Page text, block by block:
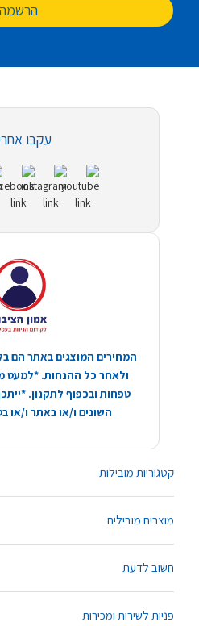
הרשמה
קטגוריות מובילות
מוצרים מובילים
חשוב לדעת
פניות לשירות ומכירות
עקבו
המחירים המוצגים באתר הם
ולאחר כל ההנחות. *למעט
טפחות ובכפוף לתקנון.
השונים ו/או באתר ו/או